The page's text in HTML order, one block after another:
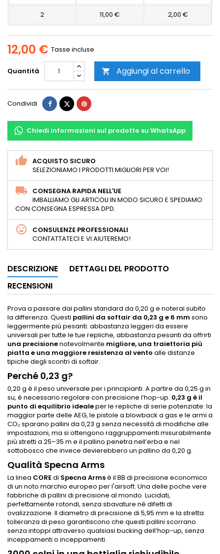
2 11,00 € 2,00 €
12,00 € Tasse incluse
Quantità  Aggiungi al carrello
Condividi CondividiTwittaPinterest
Chiedi informazioni sul prodotto su WhatsApp
ACQUISTO SICURO
SELEZIONIAMO I PRODOTTI MIGLIORI PER VOI!
CONSEGNA RAPIDA NELL'UE
IMBALLIAMO GLI ARTICOLI IN MODO SICURO E SPEDIAMO
CON CONSEGNA ESPRESSA DPD.
CONSULENZE PROFESSIONALI
CONTATTATECI E VI AIUTEREMO!
DESCRIZIONE
DETTAGLI DEL PRODOTTO
RECENSIONI
Prova a passare dai pallini standard da 0,20 g e noterai subito
la differenza. Questi pallini da softair da 0,23 g e 6 mm sono
leggermente più pesanti: abbastanza leggeri da essere
universali per tutte le tue repliche, abbastanza pesanti da offrirti
una precisionenotevolmente migliore, una traiettoria più
piatta e una maggiore resistenza al vento alle distanze
tipiche degli scontri di softair.
Perché 0,23 g?
0,20 g è il peso universale per i principianti. A partire da 0,25 g in
su, è necessario regolare con precisione l’hop-up. 0,23 g è il
punto di equilibrio idealeper le repliche di serie potenziate: la
maggior parte delle AEG, le pistole a blowback a gas e le armi a
CO₂ sparano pallini da 0,23 g senza necessità di modifiche alle
impostazioni, ma si ottengono raggruppamenti misurabilmente
più stretti a 25–35 m e il pallino penetra nell’erba e nel
sottobosco che invece devierebbero un pallino da 0,20 g.
Qualità Specna Arms
La linea COREdi Specna Armsè il BB di precisione economico
di un noto marchio europeo per l'airsoft. Una delle poche vere
fabbriche di pallini di precisione al mondo. Lucidati,
perfettamente rotondi, senza sbavature né difetti di
ovalizzazione. Il diametro di precisione di 5,95 mm e la stretta
tolleranza di peso garantiscono che questi pallini scorrano
senza intoppi attraverso qualsiasi bucking dell’hop-up, senza
inceppamenti o inceppamenti.